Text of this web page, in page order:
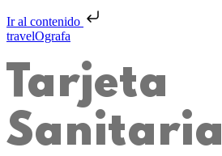
Ir al contenido
travelOgrafa
Tarjeta
Sanitaria